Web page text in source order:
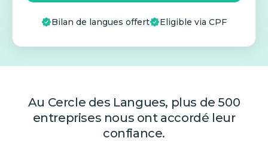
Bilan de langues offert Eligible via CPF
Au Cercle des Langues, plus de 500
entreprises nous ont accordé leur
confiance.